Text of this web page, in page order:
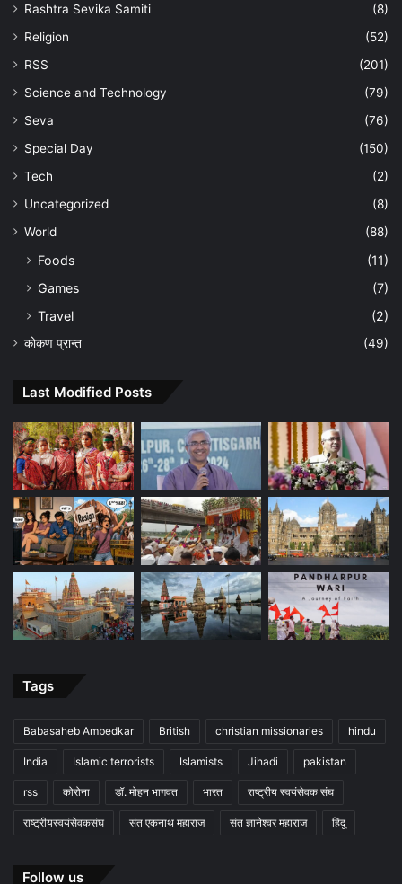
Rashtra Sevika Samiti
(8)
Religion
(52)
RSS
(201)
Science and Technology
(79)
Seva
(76)
Special Day
(150)
Tech
(2)
Uncategorized
(8)
World
(88)
Foods
(11)
Games
(7)
Travel
(2)
कोकण प्रान्त (49)
Last Modified Posts
Tags
Babasaheb Ambedkar British christian missionaries hindu
India Islamic terrorists Islamists Jihadi pakistan
rss कोरोना डॉ. मोहन भागवत भारत राष्ट्रीय स्वयंसेवक संघ
राष्ट्रीयस्वयंसेवकसंघ संत एकनाथ महाराज संत ज्ञानेश्वर महाराज हिंदू
Follow us